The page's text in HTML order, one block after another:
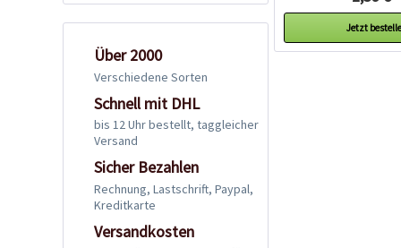
Über 2000
Verschiedene Sorten
Schnell mit DHL
bis 12 Uhr bestellt, taggleicher
Versand
Sicher Bezahlen
Rechnung, Lastschrift, Paypal,
Kreditkarte
Versandkosten
Jetzt